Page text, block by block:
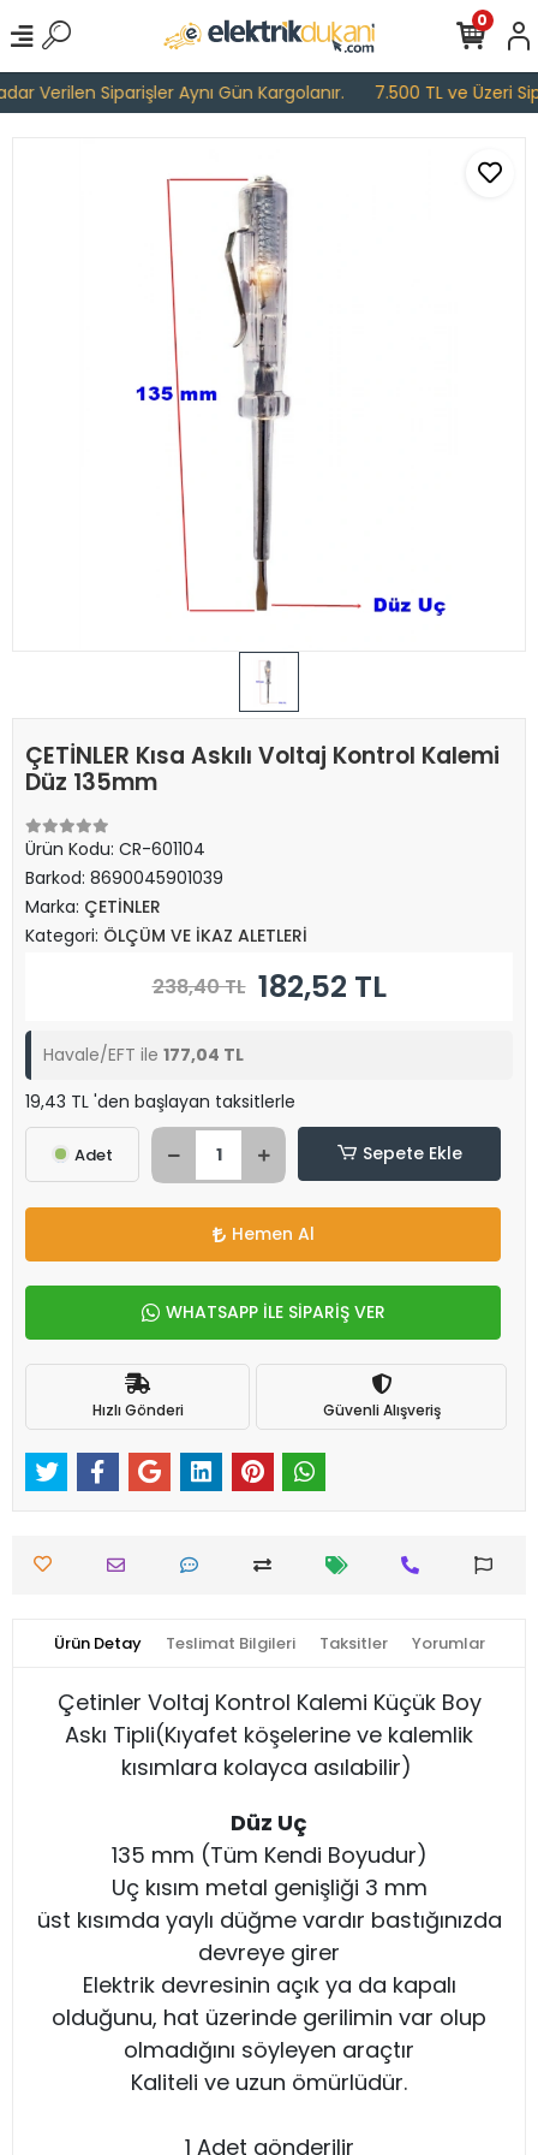
Verilen Siparişler Aynı Gün Kargolanır. 7.500 TL ve Üzeri
0
ÇETİNLER Kısa Askılı Voltaj Kontrol Kalemi
Düz 135mm
Ürün Kodu: CR-601104
Barkod: 8690045901039
Marka: ÇETİNLER
Kategori: ÖLÇÜM VE İKAZ ALETLERİ
238,40 TL 182,52 TL
Havale/EFT ile 177,04 TL
19,43 TL 'den başlayan taksitlerle
Adet Sepete Ekle
Hemen Al
WHATSAPP İLE SİPARİŞ VER
Hızlı Gönderi Güvenli Alışveriş
Ürün Detay Teslimat Bilgileri Taksitler Yorumlar
Çetinler Voltaj Kontrol Kalemi Küçük Boy
Askı Tipli(Kıyafet köşelerine ve kalemlik
kısımlara kolayca asılabilir)
Düz Uç
135 mm (Tüm Kendi Boyudur)
Uç kısım metal genişliği 3 mm
üst kısımda yaylı düğme vardır bastığınızda
devreye girer
Elektrik devresinin açık ya da kapalı
olduğunu, hat üzerinde gerilimin var olup
olmadığını söyleyen araçtır
Kaliteli ve uzun ömürlüdür.
1 Adet gönderilir